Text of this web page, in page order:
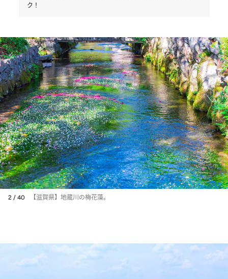
ク！
2 / 40 【滋賀県】地蔵川の梅花藻。